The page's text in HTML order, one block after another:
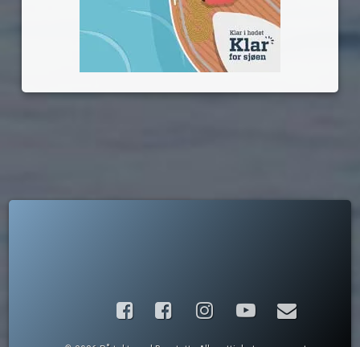
FacebookInstagram
YouTubeE-post